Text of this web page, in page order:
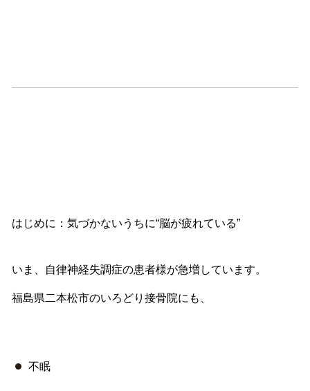
はじめに：気づかないうちに“脳が疲れている”
いま、自律神経失調症の患者様が急増しています。
福島県二本松市のいろどり接骨院にも、
不眠